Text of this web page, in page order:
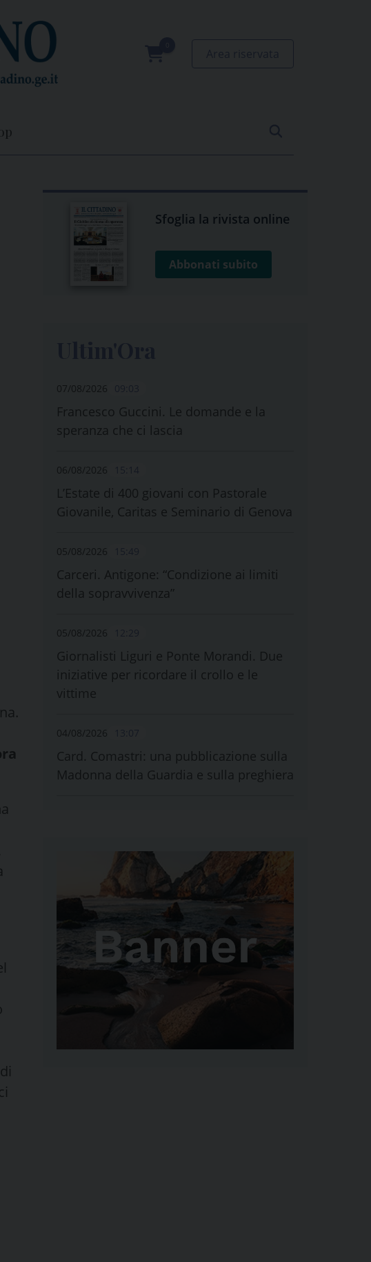
Sfoglia la rivista online
Abbonati subito
07/08/2026
Francesco Guccini. Le domande e la
speranza che ci lascia
06/08/2026
L’Estate di 400 giovani con Pastorale
Giovanile, Caritas e Seminario di Genova
05/08/2026
Carceri. Antigone: “Condizione ai limiti
della sopravvivenza”
05/08/2026
Giornalisti Liguri e Ponte Morandi. Due
iniziative per ricordare il crollo e le
vittime
04/08/2026
Card. Comastri: una pubblicazione sulla
Madonna della Guardia e sulla preghiera